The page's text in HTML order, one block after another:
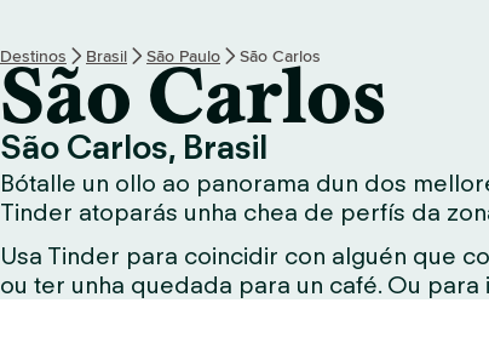
H
o
m
Destinos Brasil São Paulo São Carlos
São Carlos
São Carlos, Brasil
Bótalle un ollo ao panorama dun dos
Tinder atoparás unha chea de perfís da
Usa Tinder para coincidir con alguén que
ou ter unha quedada para un café. Ou